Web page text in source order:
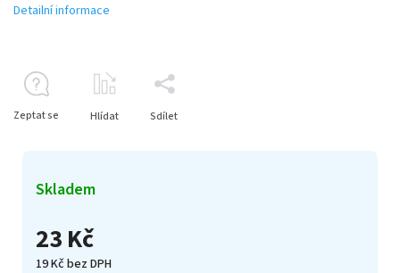
23 Kč
19 Kč bez DPH
Skladem
Detailní informace
Zeptat se Hlídat Sdílet